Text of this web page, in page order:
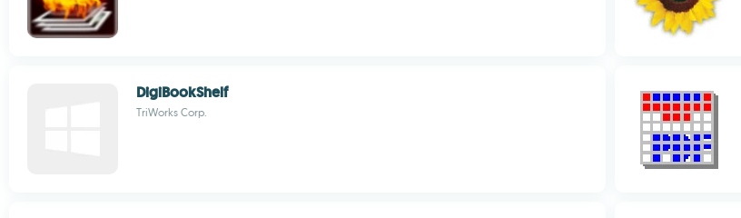
DigiBookShelf
TriWorks Corp.